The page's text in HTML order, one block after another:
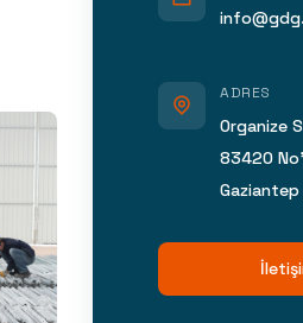
ADRES
Organize
83420
Gaziantep